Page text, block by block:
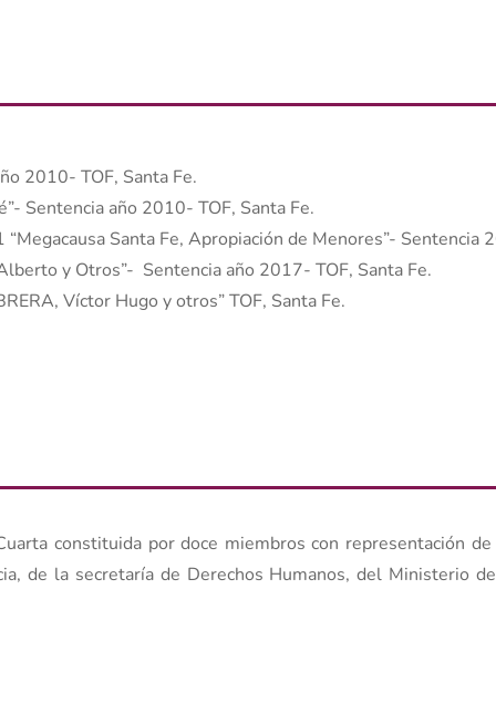
2010- TOF, Santa Fe.
Sentencia año 2010- TOF, Santa Fe.
Santa Fe, Apropiación de Menores”- Sentencia
y Otros”- Sentencia año 2017- TOF, Santa Fe.
Víctor Hugo y otros” TOF, Santa Fe.
constituida por doce miembros con representación
de la secretaría de Derechos Humanos, del Ministerio